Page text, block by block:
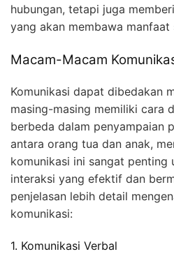
hubungan, tetapi juga
yang akan membawa
Macam-Macam
Komunikasi dapat dibedakan
masing-masing memiliki cara
berbeda dalam penyampaian
antara orang tua dan anak,
komunikasi ini sangat penting
interaksi yang efektif dan
penjelasan lebih detail
komunikasi:
1. Komunikasi Verbal